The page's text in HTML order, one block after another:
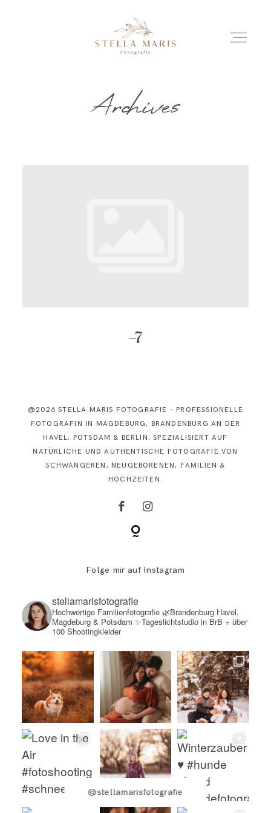
EINBLICKE
Archives
–7
@2026 STELLA MARIS FOTOGRAFIE - PROFESSIONELLE
FOTOGRAFIN IN MAGDEBURG, BRANDENBURG AN DER
HAVEL, POTSDAM & BERLIN, SPEZIALISIERT AUF
NATÜRLICHE UND AUTHENTISCHE FOTOGRAFIE VON
SCHWANGEREN, NEUGEBORENEN, FAMILIEN &
HOCHZEITEN.
Folge mir auf Instagram
@stellamarisfotografie
stellamarisfotografie
Hochwertige Familienfotografie🌿Brandenburg Havel,
Magdeburg & Potsdam ✨Tageslichtstudio in BrB + über
100 Shootingkleider